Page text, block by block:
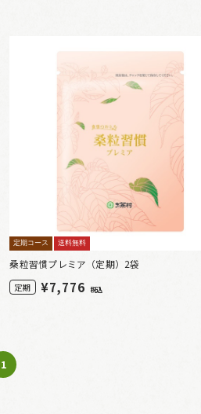
定期コース 送料無料
桑粒習慣プレミア（定期）2袋
定期 ¥7,776 税込
1